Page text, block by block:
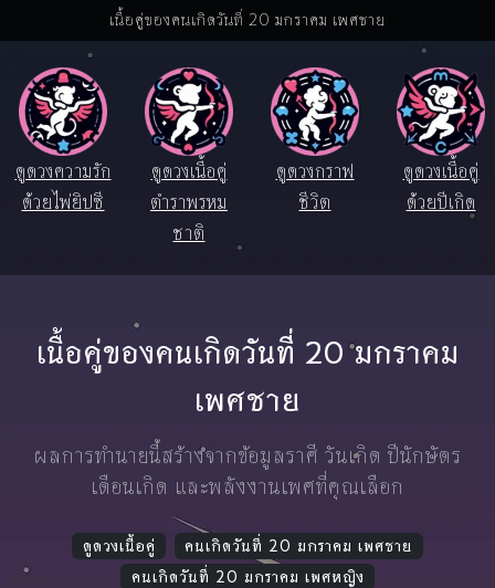
เนื้อคู่ของคนเกิดวันที่ 20 มกราคม เพศชาย
ดูดวงความรัก
ด้วยไพ่ยิปซี
ดูดวงเนื้อคู่
ตำราพรหม
ชาติ
ดูดวงกราฟ
ชีวิต
ดูดวงเนื้อคู่
ด้วยปีเกิด
เนื้อคู่ของคนเกิดวันที่ 20 มกราคม
เพศชาย
ผลการทำนายนี้สร้างจากข้อมูลราศี วันเกิด ปีนักษัตร
เดือนเกิด และพลังงานเพศที่คุณเลือก
ดูดวงเนื้อคู่
คนเกิดวันที่ 20 มกราคม เพศชาย
คนเกิดวันที่ 20 มกราคม เพศหญิง